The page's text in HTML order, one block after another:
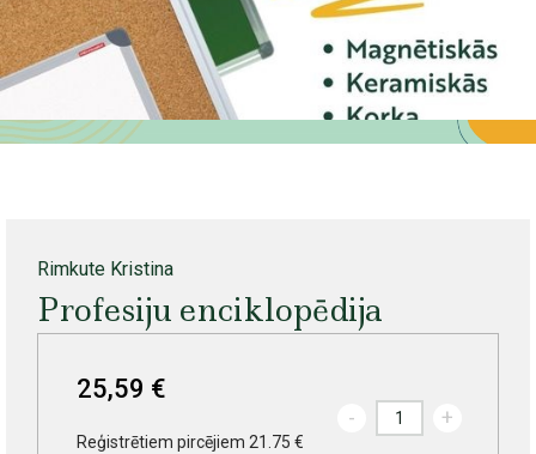
Rimkute Kristina
Profesiju enciklopēdija
25,59 €
Reģistrētiem pircējiem 21.75 €
- +